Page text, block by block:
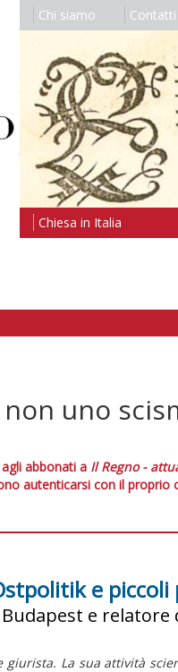
Chi siamo Contatti
Chiesa in Italia
uno
abbonati a Il Regno -
autenticarsi con il proprio
e piccoli
e relatore
La sua attività